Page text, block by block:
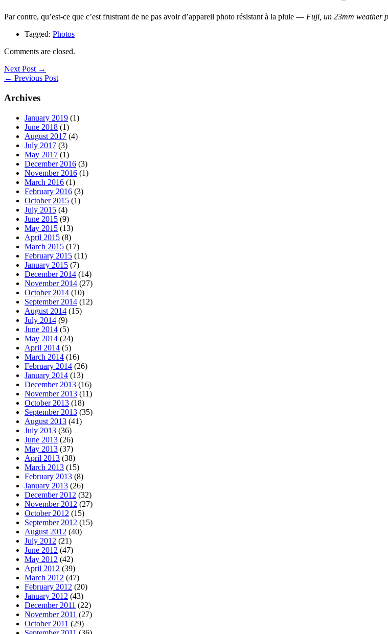
Par contre, qu’est-ce que c’est frustrant de ne pas avoir d’appareil photo résistant à la pluie — Fuji, un 23mm weather
Tagged: Photos
Comments are closed.
Next Post →
← Previous Post
Archives
January 2019 (1)
June 2018 (1)
August 2017 (4)
July 2017 (3)
May 2017 (1)
December 2016 (3)
November 2016 (1)
March 2016 (1)
February 2016 (3)
October 2015 (1)
July 2015 (4)
June 2015 (9)
May 2015 (13)
April 2015 (8)
March 2015 (17)
February 2015 (11)
January 2015 (7)
December 2014 (14)
November 2014 (27)
October 2014 (10)
September 2014 (12)
August 2014 (15)
July 2014 (9)
June 2014 (5)
May 2014 (24)
April 2014 (5)
March 2014 (16)
February 2014 (26)
January 2014 (13)
December 2013 (16)
November 2013 (11)
October 2013 (18)
September 2013 (35)
August 2013 (41)
July 2013 (36)
June 2013 (26)
May 2013 (37)
April 2013 (38)
March 2013 (15)
February 2013 (8)
January 2013 (26)
December 2012 (32)
November 2012 (27)
October 2012 (15)
September 2012 (15)
August 2012 (40)
July 2012 (21)
June 2012 (47)
May 2012 (42)
April 2012 (39)
March 2012 (47)
February 2012 (20)
January 2012 (43)
December 2011 (22)
November 2011 (27)
October 2011 (29)